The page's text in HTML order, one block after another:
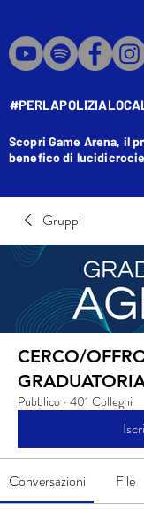
Scopri Game Arena, il
benefico di
Gruppi
CERCO/
Pubblico · 401 Colleghi
Conversazioni File